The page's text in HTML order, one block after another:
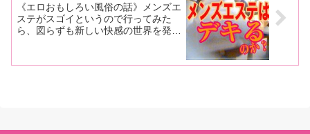
《エロおもしろい風俗の話》メンズエ
ステがスゴイというので行ってみた
ら、図らずも新しい快感の世界を発
た…